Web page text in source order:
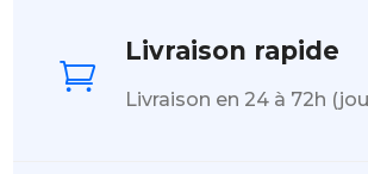

Livraison rapide
Livraison en 24 à 72h